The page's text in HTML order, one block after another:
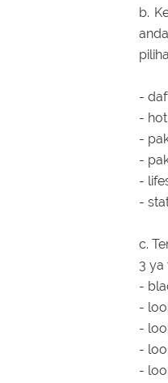
b.
-
-
-
-
-
-
c.
3 ya
-
-
-
-
-